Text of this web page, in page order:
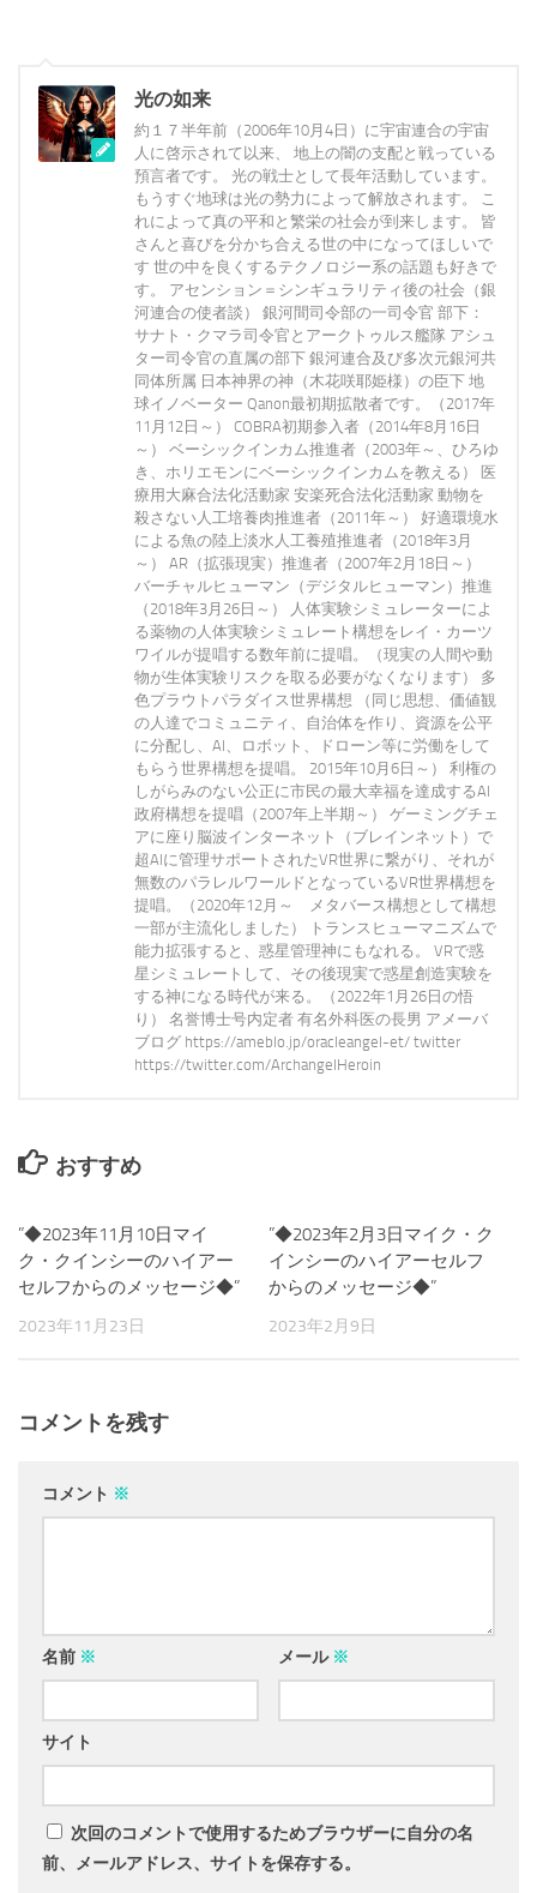
光の如来
約１７半年前（2006年10月4日）に宇宙連合の宇宙
人に啓示されて以来、 地上の闇の支配と戦っている
預言者です。 光の戦士として長年活動しています。
もうすぐ地球は光の勢力によって解放されます。 こ
れによって真の平和と繁栄の社会が到来します。 皆
さんと喜びを分かち合える世の中になってほしいで
す 世の中を良くするテクノロジー系の話題も好きで
す。 アセンション＝シンギュラリティ後の社会（銀
河連合の使者談） 銀河間司令部の一司令官 部下：
サナト・クマラ司令官とアークトゥルス艦隊 アシュ
ター司令官の直属の部下 銀河連合及び多次元銀河共
同体所属 日本神界の神（木花咲耶姫様）の臣下 地
球イノベーター Qanon最初期拡散者です。（2017年
11月12日～） COBRA初期参入者（2014年8月16日
～） ベーシックインカム推進者（2003年～、ひろゆ
き、ホリエモンにベーシックインカムを教える） 医
療用大麻合法化活動家 安楽死合法化活動家 動物を
殺さない人工培養肉推進者（2011年～） 好適環境水
による魚の陸上淡水人工養殖推進者（2018年3月
～） AR（拡張現実）推進者（2007年2月18日～）
バーチャルヒューマン（デジタルヒューマン）推進
（2018年3月26日～） 人体実験シミュレーターによ
る薬物の人体実験シミュレート構想をレイ・カーツ
ワイルが提唱する数年前に提唱。（現実の人間や動
物が生体実験リスクを取る必要がなくなります） 多
色プラウトパラダイス世界構想 （同じ思想、価値観
の人達でコミュニティ、自治体を作り、資源を公平
に分配し、AI、ロボット、ドローン等に労働をして
もらう世界構想を提唱。 2015年10月6日～） 利権の
しがらみのない公正に市民の最大幸福を達成するAI
政府構想を提唱（2007年上半期～） ゲーミングチェ
アに座り脳波インターネット（ブレインネット）で
超AIに管理サポートされたVR世界に繋がり、それが
無数のパラレルワールドとなっているVR世界構想を
提唱。（2020年12月～ メタバース構想として構想
一部が主流化しました） トランスヒューマニズムで
能力拡張すると、惑星管理神にもなれる。 VRで惑
星シミュレートして、その後現実で惑星創造実験を
する神になる時代が来る。（2022年1月26日の悟
り） 名誉博士号内定者 有名外科医の長男 アメーバ
ブログ https://ameblo.jp/oracleangel-et/ twitter
https://twitter.com/ArchangelHeroin
おすすめ
”◆2023年11月10日マイ
ク・クインシーのハイアー
セルフからのメッセージ◆”
2023年11月23日
”◆2023年2月3日マイク・ク
インシーのハイアーセルフ
からのメッセージ◆”
2023年2月9日
コメントを残す
コメント ※
名前 ※ メール ※
サイト
次回のコメントで使用するためブラウザーに自分の名
前、メールアドレス、サイトを保存する。